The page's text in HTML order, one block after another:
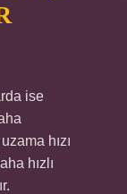
ise
hızı
hızlı